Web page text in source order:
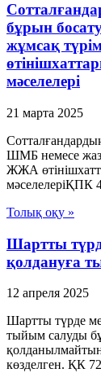
бұрын
жұмсақ
мәселелері
21 марта 2025
ШМБ немесе
ЖЖА
мәселелеріҚПК
Толық оқу »
Шартты
қолдануға
12 апреля 2025
Шартты түрде
тыйым салуды
қолданылмайтын
көзделген. ҚК